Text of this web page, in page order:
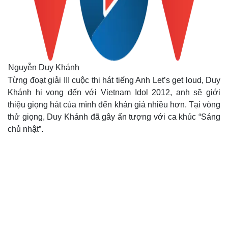
Lịch thi đấu bóng đá
Thế giới thể thao
eSports
Hậu trường
Ô tô - Xe máy
Ô tô
Nguyễn Duy Khánh
Từng đoạt giải III cuộc thi hát tiếng Anh Let’s get loud, Duy
Khánh hi vọng đến với Vietnam Idol 2012, anh sẽ giới
thiệu giọng hát của mình đến khán giả nhiều hơn. Tại vòng
thử giọng, Duy Khánh đã gây ấn tượng với ca khúc “Sáng
chủ nhật”.